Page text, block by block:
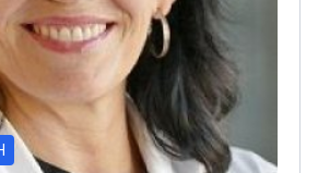
виды рака и иммунотерапию
рака легкого. Врач является
SEOM и ESMO.